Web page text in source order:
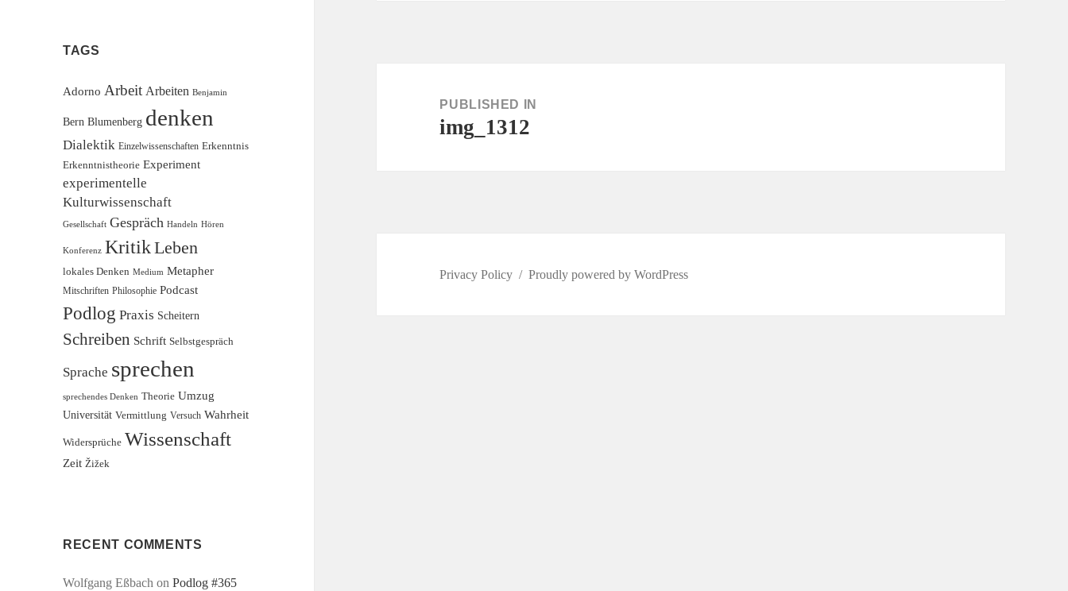
TAGS
Adorno Arbeit Arbeiten Benjamin
Bern Blumenberg denken
Dialektik Einzelwissenschaften Erkenntnis
Erkenntnistheorie Experiment
experimentelle
Kulturwissenschaft
Gesellschaft Gespräch Handeln Hören
Konferenz KritikLeben
lokales Denken Medium Metapher
Mitschriften Philosophie Podcast
Podlog Praxis Scheitern
Schreiben Schrift Selbstgespräch
Sprache sprechen
sprechendes Denken Theorie Umzug
Universität Vermittlung Versuch Wahrheit
Widersprüche Wissenschaft
Zeit Žižek
RECENT COMMENTS
Wolfgang Eßbach onPodlog #365
navigationPUBLISHED IN
img_1312
Privacy Policy Proudly powered by WordPress